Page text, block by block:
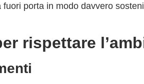
porta in modo davvero
rispettare